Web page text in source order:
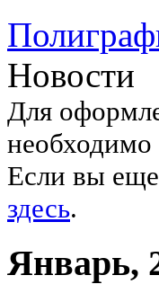
Новости
Для
необходимо
Если вы еще
здесь.
Январь,